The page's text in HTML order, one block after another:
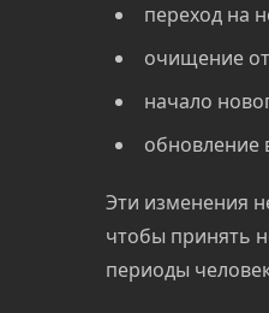
переход на
очищение
начало
обновление
Эти изменения
чтобы принять
периоды